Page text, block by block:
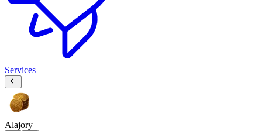
Services
Alajory